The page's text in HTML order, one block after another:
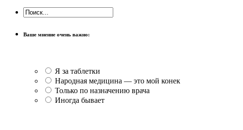
Ваше мнение очень важно:
Я за таблетки
Народная медицина — это мой конек
Только по назначению врача
Иногда бывает